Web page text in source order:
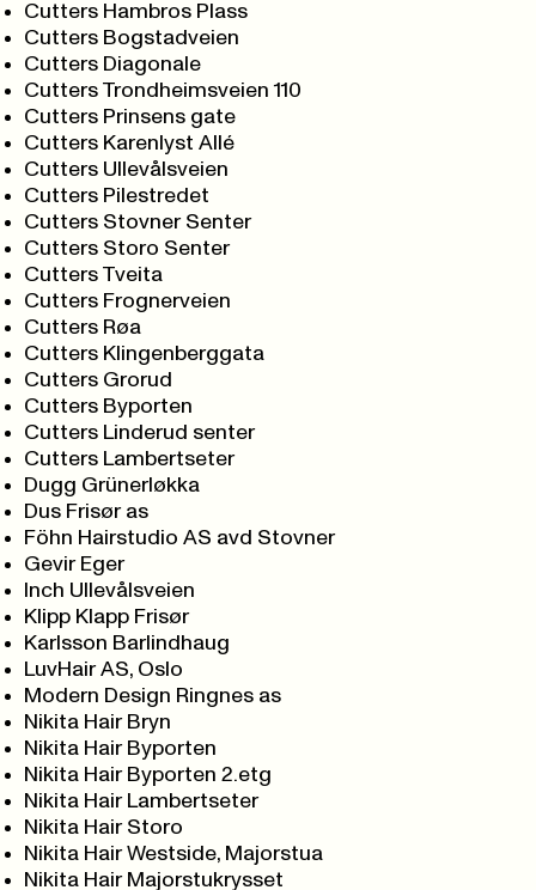
Cutters Hambros Plass
Cutters Bogstadveien
Cutters Diagonale
Cutters Trondheimsveien 110
Cutters Prinsens gate
Cutters Karenlyst Allé
Cutters Ullevålsveien
Cutters Pilestredet
Cutters Stovner Senter
Cutters Storo Senter
Cutters Tveita
Cutters Frognerveien
Cutters Røa
Cutters Klingenberggata
Cutters Grorud
Cutters Byporten
Cutters Linderud senter
Cutters Lambertseter
Dugg Grünerløkka
Dus Frisør as
Föhn Hairstudio AS avd Stovner
Gevir Eger
Inch Ullevålsveien
Klipp Klapp Frisør
Karlsson Barlindhaug
LuvHair AS, Oslo
Modern Design Ringnes as
Nikita Hair Bryn
Nikita Hair Byporten
Nikita Hair Byporten 2.etg
Nikita Hair Lambertseter
Nikita Hair Storo
Nikita Hair Westside, Majorstua
Nikita Hair Majorstukrysset